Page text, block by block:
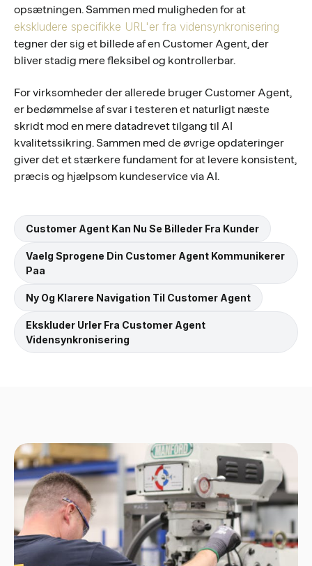
opsætningen. Sammen med muligheden for at
ekskludere specifikke URL'er fra vidensynkronisering
tegner der sig et billede af en Customer Agent, der
bliver stadig mere fleksibel og kontrollerbar.
For virksomheder der allerede bruger Customer Agent,
er bedømmelse af svar i testeren et naturligt næste
skridt mod en mere datadrevet tilgang til AI
kvalitetssikring. Sammen med de øvrige opdateringer
giver det et stærkere fundament for at levere konsistent,
præcis og hjælpsom kundeservice via AI.
Customer Agent Kan Nu Se Billeder Fra Kunder
Vaelg Sprogene Din Customer Agent Kommunikerer
Paa
Ny Og Klarere Navigation Til Customer Agent
Ekskluder Urler Fra Customer Agent
Vidensynkronisering